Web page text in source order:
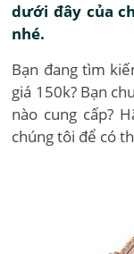
dưới đây của
nhé.
Bạn đang tìm
giá 150k? Bạn
nào cung cấp?
chúng tôi để có